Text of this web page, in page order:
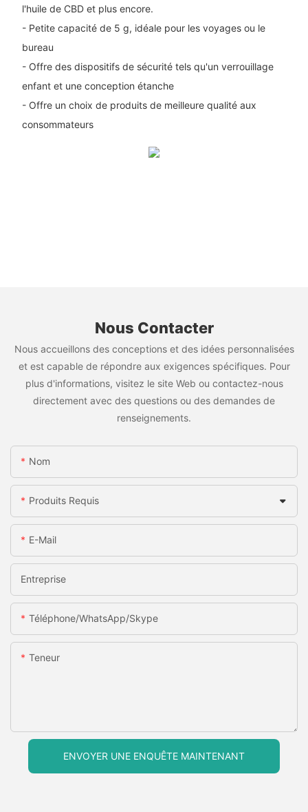
l'huile de CBD et plus encore.
- Petite capacité de 5 g, idéale pour les voyages ou le
bureau
- Offre des dispositifs de sécurité tels qu'un verrouillage
enfant et une conception étanche
- Offre un choix de produits de meilleure qualité aux
consommateurs
Nous Contacter
Nous accueillons des conceptions et des idées personnalisées
et est capable de répondre aux exigences spécifiques. Pour
plus d'informations, visitez le site Web ou contactez-nous
directement avec des questions ou des demandes de
renseignements.
Nom
Produits Requis
E-Mail
Entreprise
Téléphone/WhatsApp/Skype
Teneur
ENVOYER UNE ENQUÊTE MAINTENANT